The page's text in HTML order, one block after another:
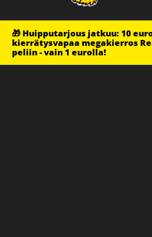
🎁 Huipputarjous jatkuu: 10
kierrätysvapaa megakierros
peliin - vain 1 eurolla!